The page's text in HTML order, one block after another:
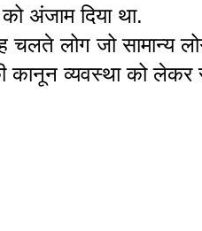
अंजाम दिया था.
चलते लोग जो सामान्य
कानून व्यवस्था को लेकर